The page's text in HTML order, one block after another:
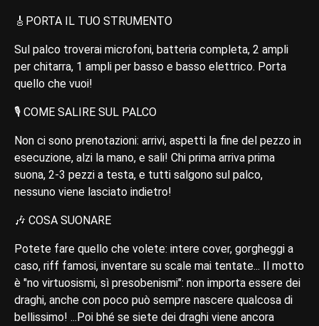
🎸PORTA IL TUO STRUMENTO
Sul palco troverai microfoni, batteria completa, 2 ampli
per chitarra, 1 ampli per basso e basso elettrico. Porta
quello che vuoi!
🎙 COME SALIRE SUL PALCO
Non ci sono prenotazioni: arrivi, aspetti la fine del pezzo in
esecuzione, alzi la mano, e sali! Chi prima arriva prima
suona, 2-3 pezzi a testa, e tutti salgono sul palco,
nessuno viene lasciato indietro!
🎶 COSA SUONARE
Potete fare quello che volete: intere cover, gorgheggi a
caso, riff famosi, inventare su scale mai tentate... Il motto
è "no virtuosismi, sì presobenismi": non importa essere dei
draghi, anche con poco può sempre nascere qualcosa di
bellissimo! ...Poi bhé se siete dei draghi viene ancora